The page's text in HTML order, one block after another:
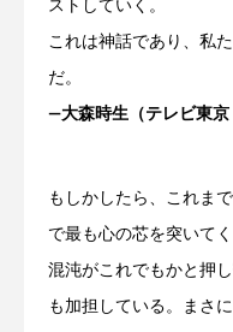
ストしていく。
これは神話であり、私
だ。
―大森時生（テレビ東京
もしかしたら、これま
で最も心の芯を突いて
混沌がこれでもかと押
も加担している。まさ